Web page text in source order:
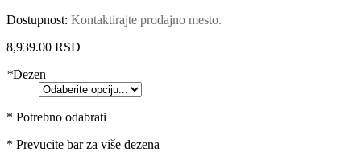
Dostupnost: Kontaktirajte prodajno mesto.
8,939.00 RSD
*Dezen
* Potrebno odabrati
* Prevucite bar za više dezena